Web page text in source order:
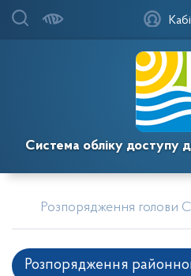
Система обліку доступу
Розпорядження голови
Розпорядження